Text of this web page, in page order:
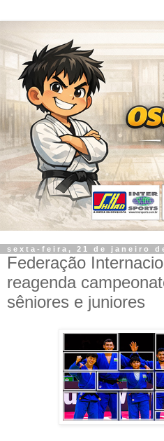
sexta-feira, 21 de janeiro
Federação
reagenda
sêniores e juniores